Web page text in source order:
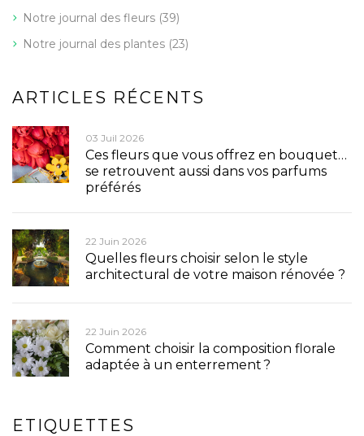
Notre journal des fleurs (39)
Notre journal des plantes (23)
ARTICLES RÉCENTS
03 Juil 2026
Ces fleurs que vous offrez en bouquet…
se retrouvent aussi dans vos parfums
préférés
22 Juin 2026
Quelles fleurs choisir selon le style
architectural de votre maison rénovée ?
22 Juin 2026
Comment choisir la composition florale
adaptée à un enterrement ?
ETIQUETTES